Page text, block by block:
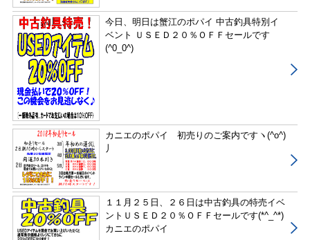
今日、明日は蟹江のポパイ 中古釣具特別イ
ベント ＵＳＥＤ２０％ＯＦＦセールです
(^0_0^)
カニエのポパイ 初売りのご案内ですヽ(^o^)
丿
１１月２５日、２６日は中古釣具の特売イベ
ントＵＳＥＤ２０％ＯＦＦセールです(*^_^*)
カニエのポパイ